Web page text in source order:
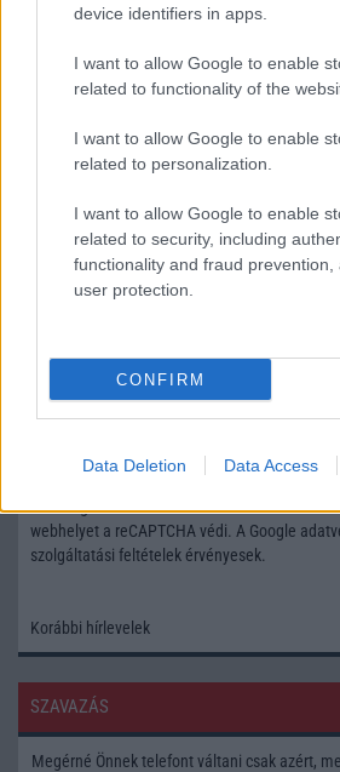
device identifiers in apps.
I want to allow Google to enable
related to functionality of the
I want to allow Google to enable
related to personalization.
I want to allow Google to enable
related to security, including
functionality and fraud prevention,
user protection.
CONFIRM
Data Deletion Data Access
TELEFONOK GYORSLISTA
Márka :
Feliratkozás a Telefonguru
Elfogadom azAdatvédelmi és
webhelyet a reCAPTCHA védi. A Google
szolgáltatási feltételek érvényesek.
Korábbi hírlevelek
SZAVAZÁS
Megérné Önnek telefont váltani csak azért,